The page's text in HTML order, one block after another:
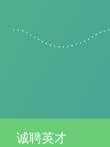
诚聘英才